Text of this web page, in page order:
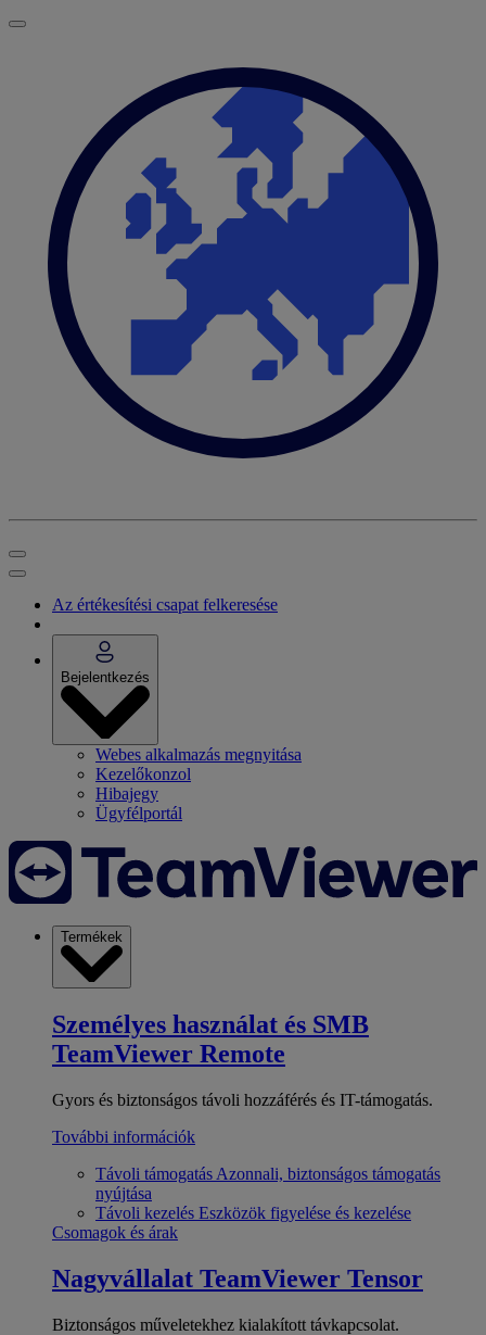
Az értékesítési csapat felkeresése
Bejelentkezés
Webes alkalmazás megnyitása
Kezelőkonzol
Hibajegy
Ügyfélportál
Termékek
Személyes használat és SMB
TeamViewer Remote
Gyors és biztonságos távoli hozzáférés és IT-támogatás.
További információk
Távoli támogatás Azonnali, biztonságos támogatás
nyújtása
Távoli kezelés Eszközök figyelése és kezelése
Csomagok és árak
Nagyvállalat TeamViewer Tensor
Biztonságos műveletekhez kialakított távkapcsolat.